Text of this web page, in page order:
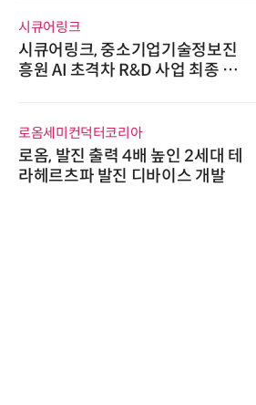
시큐어링크
시큐어링크, 중소기업기술정보진
흥원 AI 초격차 R&D 사업 최종 선
로옴세미컨덕터코리아
로옴, 발진 출력 4배 높인 2세대 테
라헤르츠파 발진 디바이스 개발